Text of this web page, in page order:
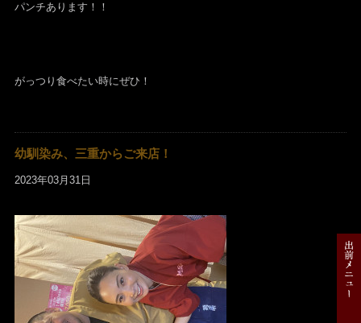
パンチあります！！
がっつり食べたい時にぜひ！
幼馴染み、三重からご来店！
2023年03月31日